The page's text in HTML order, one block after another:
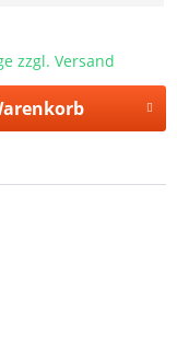
zzgl. Versand